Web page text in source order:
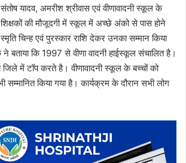
यादव, अमरीश श्रीवास एवं वीणावादनी स्कूल के
शिक्षकों की मौजूदगी में स्कूल में अच्छे अंको से पास होने
चिन्ह एवं पुरस्कार राशि देकर उनका सम्मान किया
कि 1997 से वीणा वादनी हाईस्कूल संचालित है।
में टॉप करते है। वीणावादनी स्कूल के बच्चों को
सम्मानित किया गया है। कार्यक्रम के दौरान सभी लोग